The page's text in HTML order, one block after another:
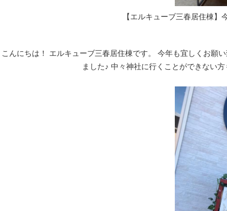
【エルキューブ三春居住棟
こんにちは！ エルキューブ三春居住棟です。 今年も宜しくお
ました♪ 中々神社に行くことができない